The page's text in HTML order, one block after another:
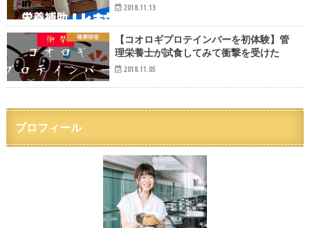
2018.11.13
健康情報
【コオロギプロテインバーを初体験】管
理栄養士が試食してみて衝撃を受けた
2018.11.05
プロフィール